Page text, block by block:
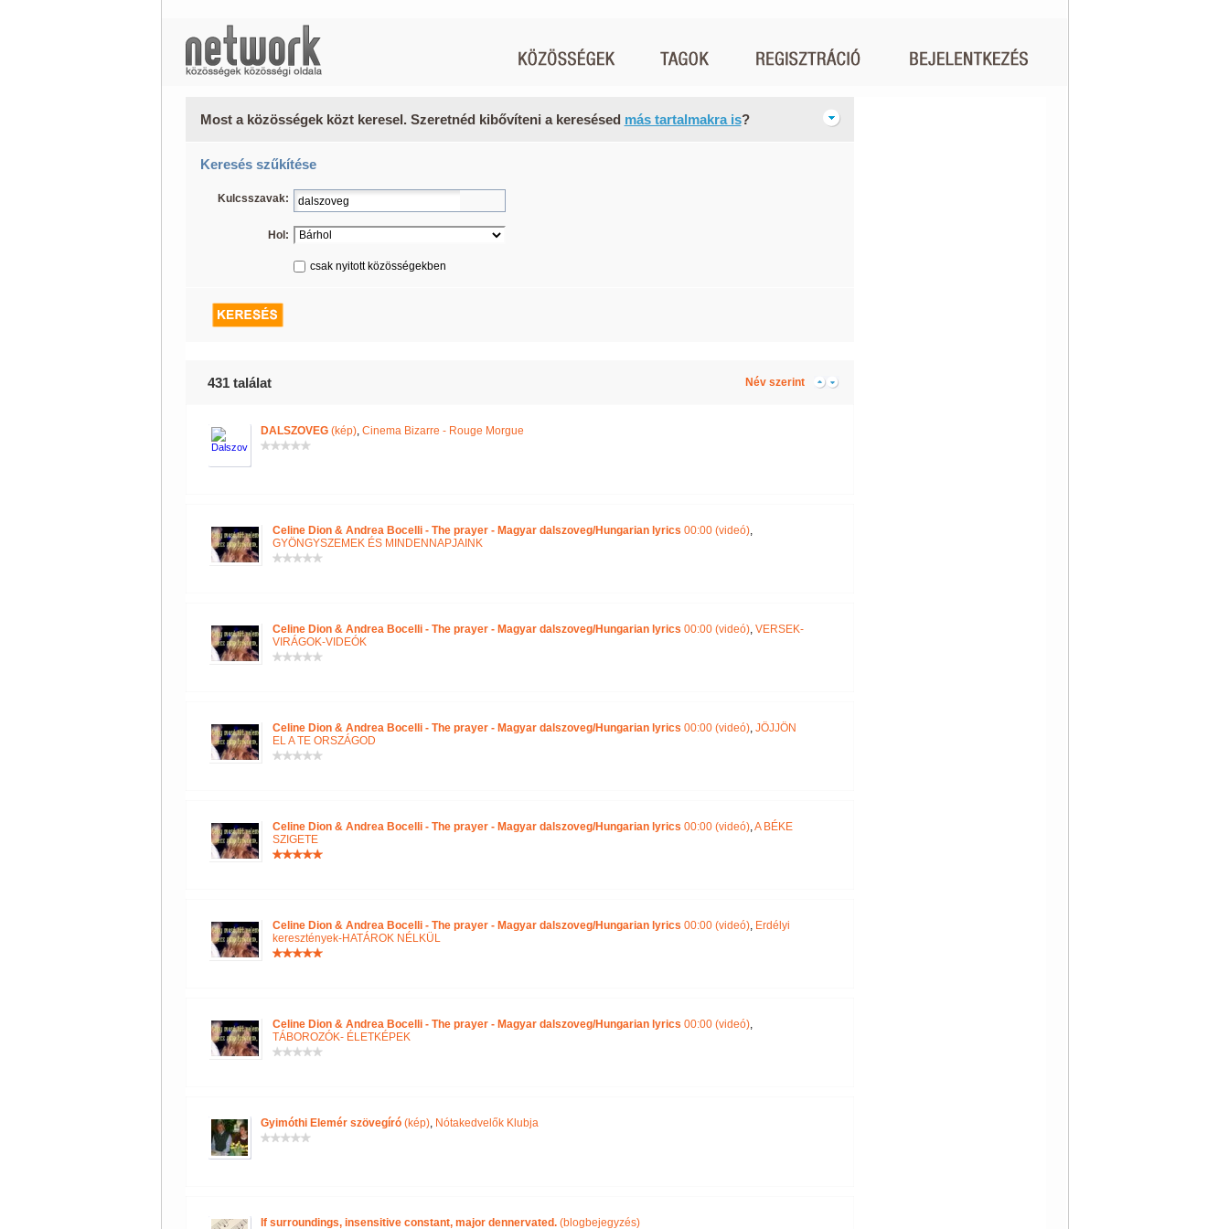
Most a közösségek közt keresel. Szeretnéd kibővíteni a keresésed más tartalmakra is?
Keresés szűkítése
Kulcsszavak:
Hol:
csak nyitott közösségekben
431 találat Név szerint
DALSZOVEG(kép), Cinema Bizarre - Rouge Morgue
Celine Dion & Andrea Bocelli - The prayer - Magyar dalszoveg/Hungarian lyrics 00:00 (videó),
GYÖNGYSZEMEK ÉS MINDENNAPJAINK
Celine Dion & Andrea Bocelli - The prayer - Magyar dalszoveg/Hungarian lyrics 00:00 (videó), VERSEK-
VIRÁGOK-VIDEÓK
Celine Dion & Andrea Bocelli - The prayer - Magyar dalszoveg/Hungarian lyrics 00:00 (videó), JÖJJÖN
EL A TE ORSZÁGOD
Celine Dion & Andrea Bocelli - The prayer - Magyar dalszoveg/Hungarian lyrics 00:00 (videó),A BÉKE
SZIGETE
Celine Dion & Andrea Bocelli - The prayer - Magyar dalszoveg/Hungarian lyrics 00:00 (videó), Erdélyi
keresztények-HATÁROK NÉLKÜL
Celine Dion & Andrea Bocelli - The prayer - Magyar dalszoveg/Hungarian lyrics 00:00 (videó),
TÁBOROZÓK- ÉLETKÉPEK
Gyimóthi Elemér szövegíró(kép), Nótakedvelők Klubja
If surroundings, insensitive constant, major dennervated. (blogbejegyzés)